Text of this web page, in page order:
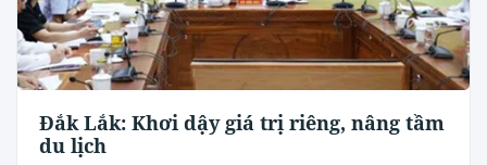
Đắk Lắk: Khơi dậy giá trị riêng, nâng tầm
du lịch